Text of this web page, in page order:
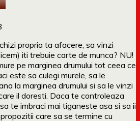
propria ta afacere, sa vinzi
iti trebuie carte de munca? NU!
pe marginea drumului tot ceea ce
este sa culegi murele, sa le
la marginea drumului si sa le vinzi
il doresti. Daca te controleaza
te imbraci mai tiganeste asa si sa ii
care sa se termine cu